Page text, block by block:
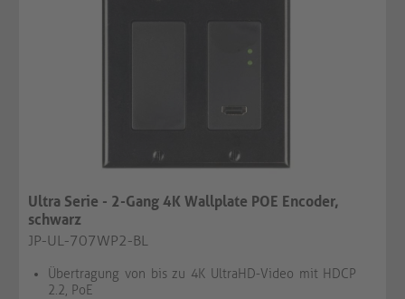
Ultra Serie - 2-Gang 4K Wallplate POE Encoder,
schwarz
JP-UL-707WP2-BL
Übertragung von bis zu 4K UltraHD-Video mit HDCP
2.2, PoE